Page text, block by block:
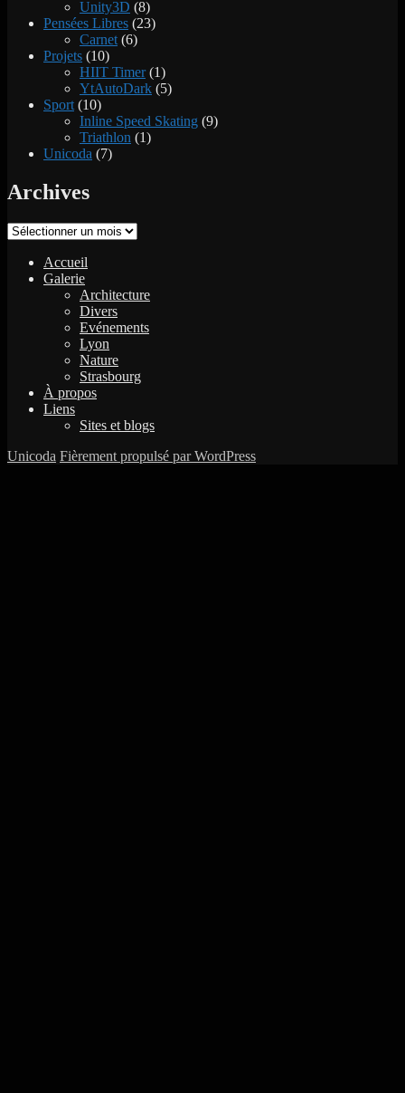
Unity3D (8)
Pensées Libres (23)
Carnet (6)
Projets (10)
HIIT Timer(1)
YtAutoDark (5)
Sport (10)
Inline Speed Skating (9)
Triathlon (1)
Unicoda (7)
Archives
Archives
Accueil
Galerie
Architecture
Divers
Evénements
Lyon
Nature
Strasbourg
À propos
Liens
Sites et blogs
Unicoda Fièrement propulsé par WordPress